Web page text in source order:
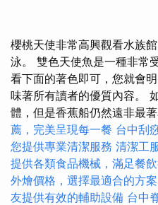
櫻桃天使非常高興觀看水族
泳。 雙色天使魚是一種非常
看下面的著色即可，您就會
味著所有讀者的優質內容。
體，但是香蕉船仍然遠非最著
薦，完美呈現每一餐 台中刮
您提供專業清潔服務 清潔工
提供各類食品機械，滿足餐
外燴價格，選擇最適合的方案
友提供有效的輔助設備 台中